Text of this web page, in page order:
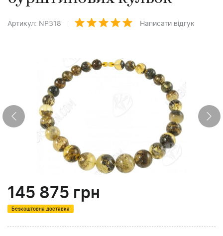
Артикул: NP318 Написати відгук
145 875 грн
Безкоштовна доставка